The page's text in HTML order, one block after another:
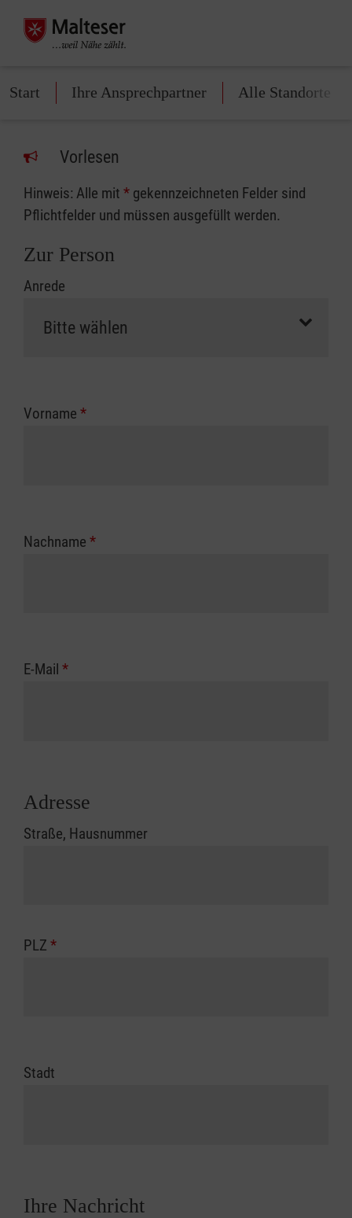
Start Ihre Ansprechpartner Alle Standorte
Vorlesen
Hinweis: Alle mit * gekennzeichneten Felder sind
Pflichtfelder und müssen ausgefüllt werden.
Zur Person
Anrede
Vorname *
Nachname *
E-Mail *
Adresse
Straße, Hausnummer
PLZ *
Stadt
Ihre Nachricht